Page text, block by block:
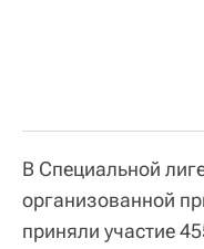
В Специальной
организованной
приняли участие